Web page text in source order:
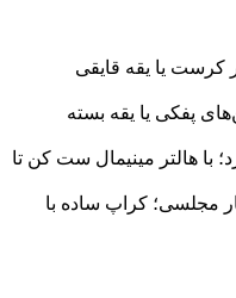
کرست یا یقه قایقی
پفکی یا یقه بسته
با هالتر مینیمال ست کن تا
مجلسی؛ کراپ ساده با